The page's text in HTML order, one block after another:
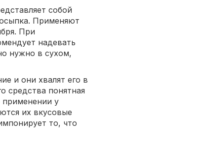
собой
Применяют
При
надевать
нужно в сухом,
и они хвалят его в
средства понятная
применении у
их вкусовые
то, что